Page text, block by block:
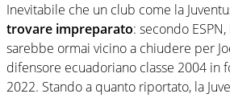
Inevitabile che un club come la
trovare impreparato: secondo
sarebbe ormai vicino a chiudere per
difensore ecuadoriano classe 2004 in
2022. Stando a quanto riportato, la